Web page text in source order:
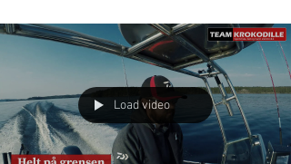
Load video